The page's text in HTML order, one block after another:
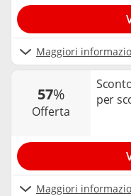
Maggiori
57%
offerta
per
Maggiori